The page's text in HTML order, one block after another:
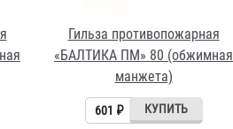
Гильза противопожарная
«БАЛТИКА ПМ» 80 (обжимная
манжета)
601 ₽